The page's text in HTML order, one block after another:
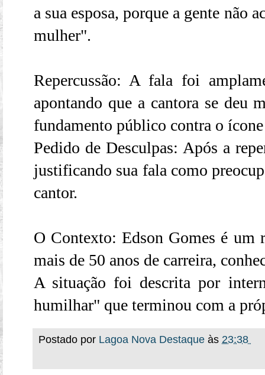
a sua esposa, porque a gente não
mulher".
Repercussão: A fala foi
apontando que a cantora se deu
fundamento público contra o
Pedido de Desculpas: Após a
justificando sua fala como
cantor.
O Contexto: Edson Gomes é um
mais de 50 anos de carreira,
A situação foi descrita por
humilhar" que terminou com a
Postado por Lagoa Nova Destaque às 23:38